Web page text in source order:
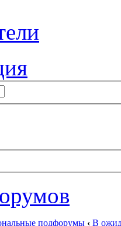
подфорумы ‹ В